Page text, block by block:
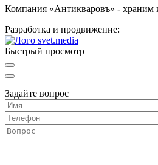
Компания «Антикваровъ» - храним
Разработка и продвижение:
Быстрый просмотр
Задайте вопрос